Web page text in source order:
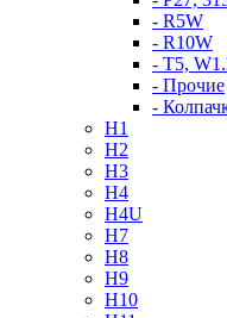
- R5W
- R10W
- T5,
- Прочие
-
H1
H2
H3
H4
H4U
H7
H8
H9
H10